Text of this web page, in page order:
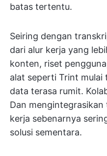
batas tertentu.
Seiring dengan
dari alur kerja yang
konten, riset
alat seperti Trint mulai
data terasa rumit.
Dan
kerja sebenarnya
solusi sementara.